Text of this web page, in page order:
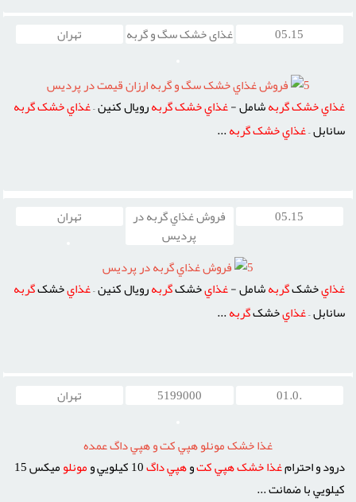
05.15
غذای خشک سگ و گربه تهران
5
فروش غذاي خشک سگ و گربه ارزان قيمت در پرديس
غذايخشکگربهشامل -غذايخشکگربهرويال کنين –غذايخشکگربه
سانابل –غذايخشکگربه...
05.15
فروش غذاي گربه در
پرديس
تهران
5
فروش غذاي گربه در پرديس
غذايخشکگربهشامل -غذايخشکگربهرويال کنين –غذايخشکگربه
سانابل –غذايخشکگربه...
.01.0
5199000 تهران
غذا خشک مونلو هپي کت و هپي داگ عمده
درود و احترامغذاخشکهپيکتوهپيداگ مونلو
ميکس 15
کيلويي با ضمانت ...